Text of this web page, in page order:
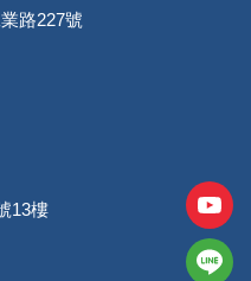
路227號
13樓